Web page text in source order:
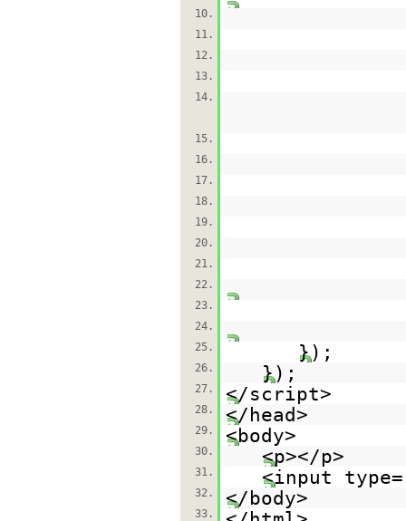
10.
11.
12.
13.
14.
15.
16.
17.
18.
19.
20.
21.
22.
23.
24.
25.
});
26. });
27. </script>
28. </head>
29. <body>
30. <p></p>
31. <input type=
32. </body>
33.